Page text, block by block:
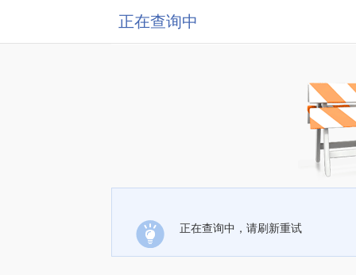
正在查询中
正在查询中，请刷新重试